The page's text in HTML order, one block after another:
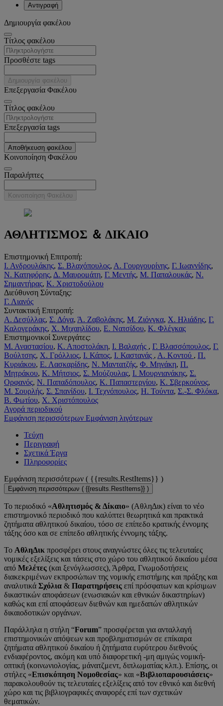
Αντιγραφή
Δημιουργία φακέλου
Tίτλος φακέλου
Προσθέστε tags
Δημιουργία φακέλου
Επεξεργασία Φακέλου
Tίτλος φακέλου
Επεξεργασία tags
Αποθήκευση φακέλου
Κοινοποίηση Φακέλου
Παραλήπτες
Κοινοποίηση Φακέλου
ΑΘΛΗΤΙΣΜΟΣ ＆ ΔΙΚΑΙΟ
Επιστημονική Επιτροπή:
Ι. Ανδρουλάκης, Σ. Βλαχόπουλος, Α. Γουργουρίνης, Γ. Ιωαννίδης,
Ν. Κατηφόρης, Δ. Μαυρομάτη, Γ. Μεντής, Μ. Παπαλουκάς, Ν.
Σημαντήρας, Κ. Χριστοδούλου
Διεύθυνση Σύνταξης:
Γ. Λιανός
Συντακτική Επιτροπή:
Α. Δεσύλλας, Σ. Δόγα, Ά. Ζαβολάκης, Μ. Ζιόνγκα, Χ. Ηλιάδης, Γ.
Καλογεράκης, Χ. Μιχαηλίδου, Ε. Νατσίδου, Κ. Φλέγκας
Επιστημονικοί Συνεργάτες:
Μ. Αναστασίου, Κ. Αποστολάκη, Ι. Βαλαχής , Γ. Βλασσόπουλος, Γ.
Βούλτσης, Χ. Γρόλλιος, Ι. Κάπος, Ι. Καστανάς , Α. Κοντού , Π.
Κυριάκου, Ε. Λασκαρίδης, Ν. Μαντατζής, Φ. Μηνάκη, Π.
Μητράκου, Κ. Μήτσιος, Σ. Μούζουλας, Ι. Μουρνιανάκης, Σ.
Ορφανός, Ν. Παπαδόπουλος, Κ. Παπαστεργίου, Κ. Σβερκούνος,
Μ. Σουρλής, Σ. Σπανίδου, Ι. Τεχνόπουλος, Η. Τούντα, Σ.-Σ. Φλόκα,
Β. Φωτίου, Χ. Χριστόπουλος
Αγορά περιοδικού
Εμφάνιση περισσότερων Εμφάνιση λιγότερων
Τεύχη
Περιγραφή
Σχετικά Έργα
Πληροφορίες
Εμφάνιση περισσότερων ( {{results.RestItems}} )
Εμφάνιση περισσότερων ( {{results.RestItems}} )
Το περιοδικό «Αθλητισμός & Δίκαιο» (ΑθληΔικ) είναι το νέο
επιστημονικό περιοδικό που καλύπτει θεωρητικά και πρακτικά
ζητήματα αθλητικού δικαίου, τόσο σε επίπεδο κρατικής έννομης
τάξης όσο και σε επίπεδο αθλητικής έννομης τάξης.
Το ΑθληΔικ προσφέρει στους αναγνώστες όλες τις τελευταίες
νομικές εξελίξεις και τάσεις στο χώρο του αθλητικού δικαίου μέσα
από Μελέτες (και ξενόγλωσσες), Άρθρα, Γνωμοδοτήσεις
διακεκριμένων εκπροσώπων της νομικής επιστήμης και πράξης και
αναλυτικά Σχόλια & Παρατηρήσεις επί πρόσφατων και κρίσιμων
δικαστικών αποφάσεων (ενωσιακών και εθνικών δικαστηρίων)
καθώς και επί αποφάσεων διεθνών και ημεδαπών αθλητικών
δικαιοδοτικών οργάνων.
Παράλληλα η στήλη “Forum” προσφέρεται για ανταλλαγή
επιστημονικών απόψεων και προβληματισμών σε επίκαιρα
ζητήματα αθλητικού δικαίου ή ζητήματα ευρύτερου διεθνούς
ενδιαφέροντος, ακόμη και υπό διαφορετική -μη αμιγώς νομική-
οπτική (κοινωνιολογίας, μάνατζμεντ, διπλωματίας κλπ.). Επίσης, οι
στήλες «Επισκόπηση Νομοθεσίας» και «Βιβλιοπαρουσιάσεις»
παρακολουθούν τις τελευταίες εξελίξεις από τον εθνικό και διεθνή
χώρο και τις βιβλιογραφικές αναφορές επί των σχετικών
θεματικών.